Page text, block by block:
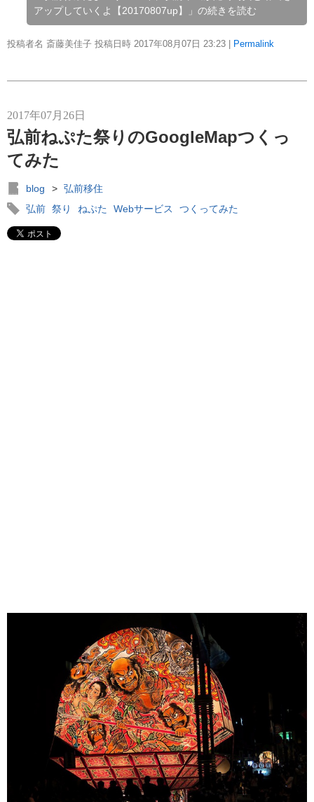
アップしていくよ【20170807up】」の続きを読む
投稿者名 斎藤美佳子 投稿日時 2017年08月07日 23:23 | Permalink
2017年07月26日
弘前ねぷた祭りのGoogleMapつくっ
てみた
blog > 弘前移住
弘前 祭り ねぷた Webサービス つくってみた